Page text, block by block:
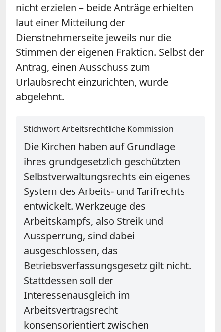
nicht erzielen – beide Anträge erhielten
laut einer Mitteilung der
Dienstnehmerseite jeweils nur die
Stimmen der eigenen Fraktion. Selbst der
Antrag, einen Ausschuss zum
Urlaubsrecht einzurichten, wurde
abgelehnt.
Stichwort Arbeitsrechtliche Kommission
Die Kirchen haben auf Grundlage
ihres grundgesetzlich geschützten
Selbstverwaltungsrechts ein eigenes
System des Arbeits- und Tarifrechts
entwickelt. Werkzeuge des
Arbeitskampfs, also Streik und
Aussperrung, sind dabei
ausgeschlossen, das
Betriebsverfassungsgesetz gilt nicht.
Stattdessen soll der
Interessenausgleich im
Arbeitsvertragsrecht
konsensorientiert zwischen